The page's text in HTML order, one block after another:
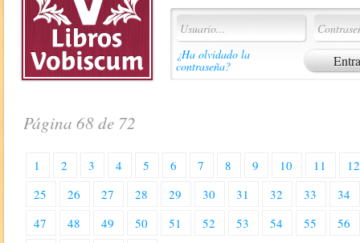
¿Ha olvidado la
contraseña?
Página 68 de 72
1 2 3 4 5 6 7 8 9 10 11
12
25
26 27 28 29 30 31 32 33
34
47
48 49 50 51 52 53 54 55
56